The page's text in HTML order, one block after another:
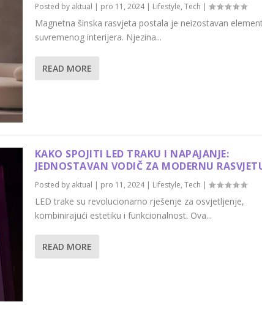
Posted by aktual | pro 11, 2024| Lifestyle, Tech |
Magnetna šinska rasvjeta postala je neizostavan
suvremenog interijera. Njezina...
READ MORE
KAKO SPOJITI LED TRAKU I NAPAJANJE:
JEDNOSTAVAN VODIČ ZA MODERNU
Posted by aktual | pro 11, 2024| Lifestyle, Tech |
LED trake su revolucionarno rješenje za osvjetljenje,
kombinirajući estetiku i funkcionalnost. Ova...
READ MORE